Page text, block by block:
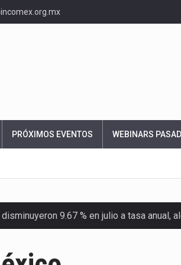
PRÓXIMOS EVENTOS WEBINARS
9.67 % en julio a tasa anual,